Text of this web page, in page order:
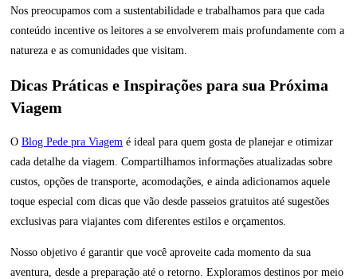
Nos preocupamos com a sustentabilidade e trabalhamos para que cada
conteúdo incentive os leitores a se envolverem mais profundamente com a
natureza e as comunidades que visitam.
Dicas Práticas e Inspirações para sua Próxima
Viagem
O Blog Pede pra Viagem é ideal para quem gosta de planejar e otimizar
cada detalhe da viagem. Compartilhamos informações atualizadas sobre
custos, opções de transporte, acomodações, e ainda adicionamos aquele
toque especial com dicas que vão desde passeios gratuitos até sugestões
exclusivas para viajantes com diferentes estilos e orçamentos.
Nosso objetivo é garantir que você aproveite cada momento da sua
aventura, desde a preparação até o retorno. Exploramos destinos por meio